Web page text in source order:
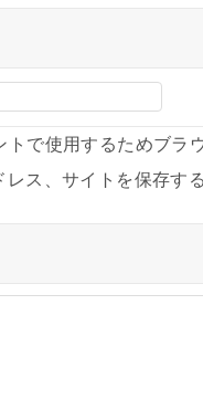
トで使用するためブラ
ス、サイトを保存する